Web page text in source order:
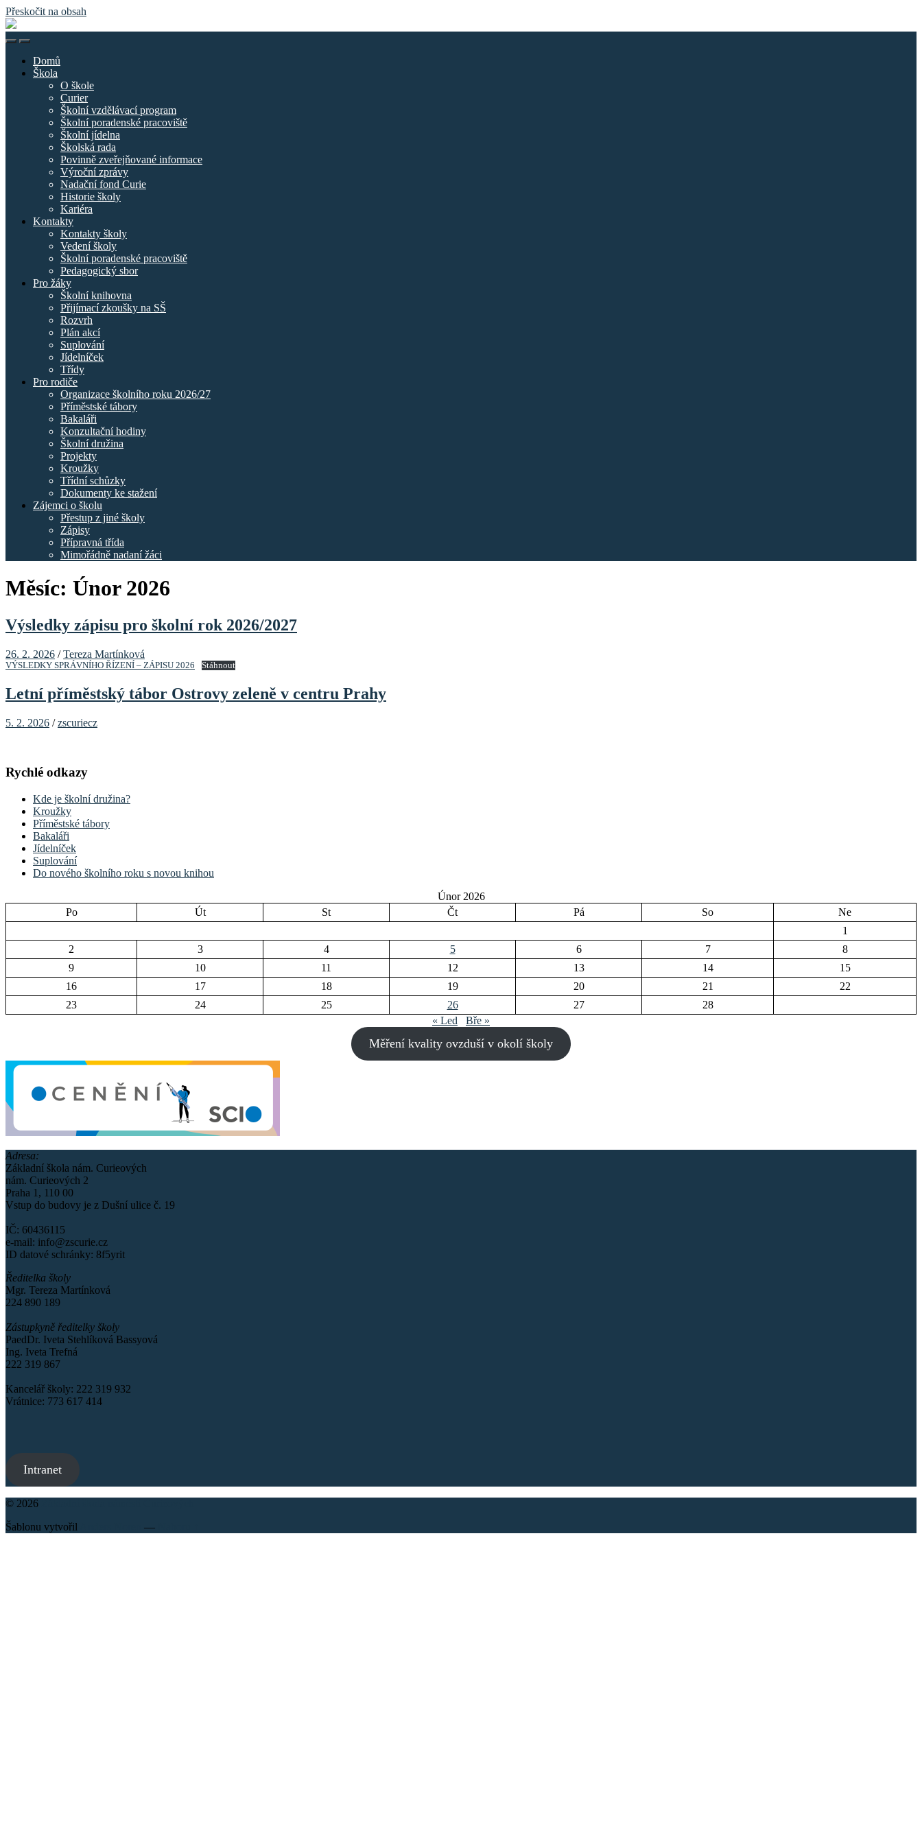
Přeskočit na obsah
Základní
škola
Curieových
Přepnout
mobilní
menu
Přepnout
vyhledávací
poleDomů
Škola
O škole
Curier
Školní vzdělávací program
Školní poradenské pracoviště
Školní jídelna
Školská rada
Povinně zveřejňované informace
Výroční zprávy
Nadační fond Curie
Historie školy
Kariéra
Kontakty
Kontakty školy
Vedení školy
Školní poradenské pracoviště
Pedagogický sbor
Pro žáky
Školní knihovna
Přijímací zkoušky na SŠ
Rozvrh
Plán akcí
Suplování
Jídelníček
Třídy
Pro rodiče
Organizace školního roku 2026/27
Příměstské tábory
Bakaláři
Konzultační hodiny
Školní družina
Projekty
Kroužky
Třídní schůzky
Dokumenty ke stažení
Zájemci o školu
Přestup z jiné školy
Zápisy
Přípravná třída
Mimořádně nadaní žáci
Měsíc: Únor 2026
Výsledky zápisu pro školní rok 2026/2027
26. 2. 2026 /Tereza Martínková
VÝSLEDKY SPRÁVNÍHO ŘÍZENÍ – ZÁPISU 2026 Stáhnout
Letní příměstský tábor Ostrovy zeleně v centru Prahy
5. 2. 2026 /zscuriecz
Rychlé odkazy
Kde je školní družina?
Kroužky
Příměstské tábory
Bakaláři
Jídelníček
Suplování
Do nového školního roku s novou knihou
Únor 2026
Po
Út St Čt Pá So
Ne
1
2
3 4 5 6 7
8
9
10 11 12 13 14
15
16
17 18 19 20 21
22
23
24 25 26 27
28
« Led
Bře »
Měření kvality ovzduší v okolí školy
Adresa:
Základní škola nám. Curieových
nám. Curieových 2
Praha 1, 110 00
Vstup do budovy je z Dušní ulice č. 19
IČ: 60436115
e-mail: info@zscurie.cz
ID datové schránky: 8f5yrit
Ředitelka školy
Mgr. Tereza Martínková
224 890 189
Zástupkyně ředitelky školy
PaedDr. Iveta Stehlíková Bassyová
Ing. Iveta Trefná
222 319 867
Kancelář školy: 222 319 932
Vrátnice: 773 617 414
Intranet
© 2026
Šablonu vytvořil
—